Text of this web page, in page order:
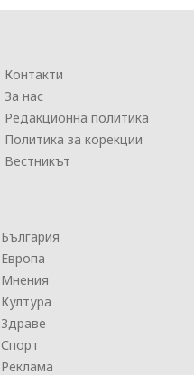
Контакти
За нас
Редакционна политика
Политика за корекции
Вестникът
България
Европа
Мнения
Култура
Здраве
Спорт
Реклама